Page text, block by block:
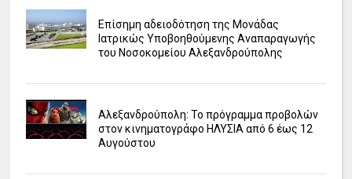
Επίσημη αδειοδότηση της Μονάδας
Ιατρικώς Υποβοηθούμενης Αναπαραγωγής
του Νοσοκομείου Αλεξανδρούπολης
Αλεξανδρούπολη: Το πρόγραμμα προβολών
στον κινηματογράφο ΗΛΥΣΙΑ από 6 έως 12
Αυγούστου